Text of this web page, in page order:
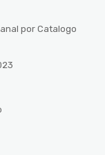
por Catalogo